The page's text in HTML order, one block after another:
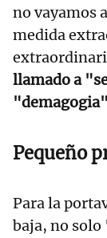
no vayamos
medida
llamado a
Pequeño
Para la
baja, no